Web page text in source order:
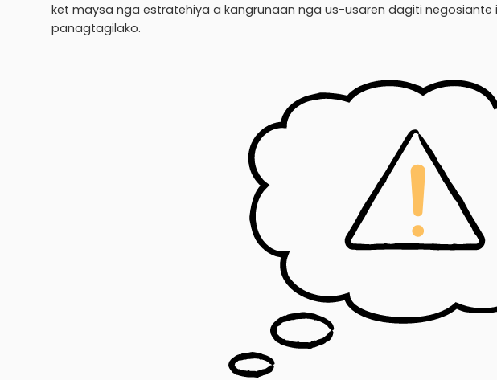
ket maysa nga estratehiya a kangrunaan nga us-usaren dagiti
panagtagilako.